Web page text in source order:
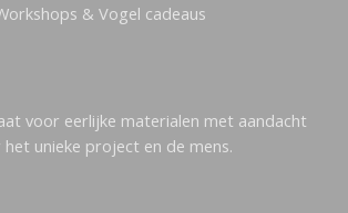
& Vogel cadeaus
voor eerlijke materialen met aandacht
unieke project en de mens.